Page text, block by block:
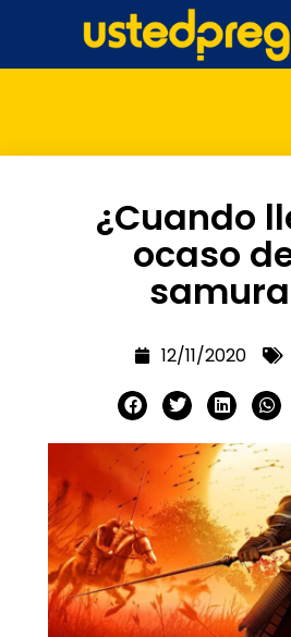
¿Cuando
ocaso
12/11/2020